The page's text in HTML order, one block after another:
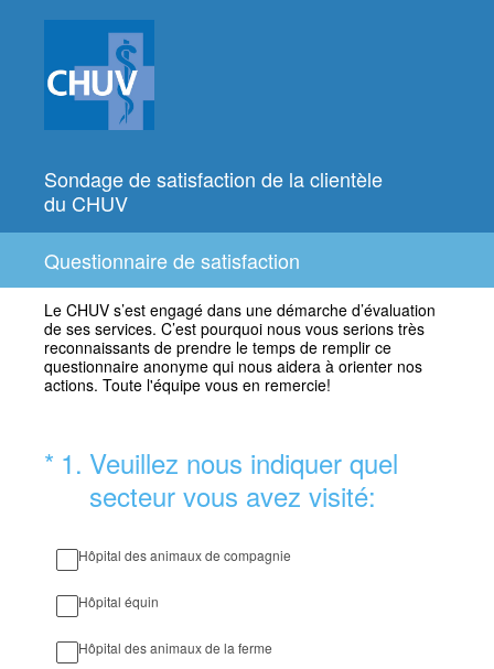
Sondage de satisfaction de la clientèle
du CHUV
Questionnaire de satisfaction
Le CHUV s’est engagé dans une démarche d’évaluation
de ses services. C’est pourquoi nous vous serions très
reconnaissants de prendre le temps de remplir ce
questionnaire anonyme qui nous aidera à orienter nos
actions. Toute l'équipe vous en remercie!
* 1. Veuillez nous indiquer quel
secteur vous avez visité:
(Obligatoire)
Hôpital des animaux de compagnie
Hôpital équin
Hôpital des animaux de la ferme